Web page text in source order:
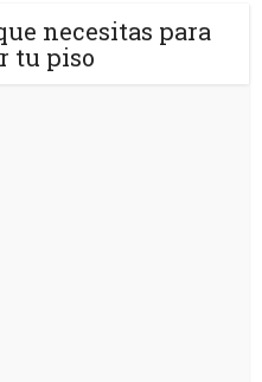
necesitas para
tu piso